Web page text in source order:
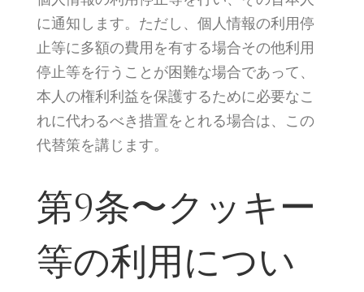
に通知します。ただし、個人情報の利用停
止等に多額の費用を有する場合その他利用
停止等を行うことが困難な場合であって、
本人の権利利益を保護するために必要なこ
れに代わるべき措置をとれる場合は、この
代替策を講じます。
第9条〜クッキー
等の利用につい